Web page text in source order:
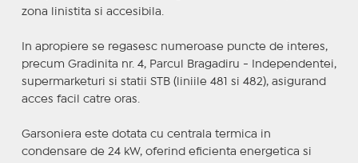
zona linistita si accesibila.
In apropiere se regasesc numeroase puncte de interes,
precum Gradinita nr. 4, Parcul Bragadiru - Independentei,
supermarketuri si statii STB (liniile 481 si 482), asigurand
acces facil catre oras.
Garsoniera este dotata cu centrala termica in
condensare de 24 kW, oferind eficienta energetica si